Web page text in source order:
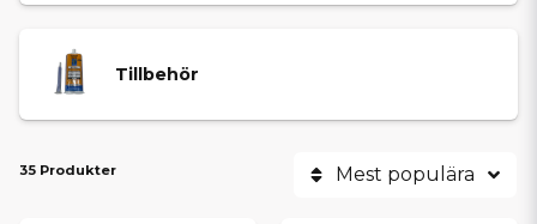
Tillbehör
35 Produkter Mest populära